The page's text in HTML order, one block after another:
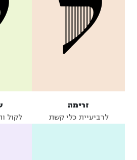
זרימה
לרביעיית כלי קשת
לקול